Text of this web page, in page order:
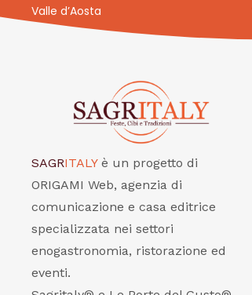
Valle d’Aosta
SAGRITALY è un progetto di
ORIGAMI Web, agenzia di
comunicazione e casa editrice
specializzata nei settori
enogastronomia, ristorazione ed
eventi.